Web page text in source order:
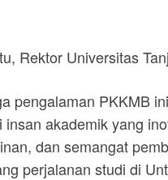
Rektor Universitas
pengalaman PKKMB
insan akademik yang
dan semangat
perjalanan studi di